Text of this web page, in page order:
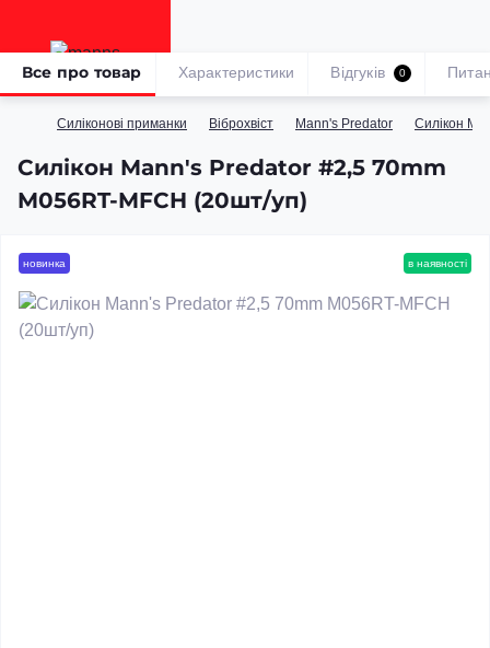
Силіконові приманки Віброхвіст Mann's Predator Силікон­
Силікон Mann's Predator #2,5 70mm
M056RT-MFCH (20шт/уп)
Все про товар Характеристики Відгуків 0
новинка в наявності